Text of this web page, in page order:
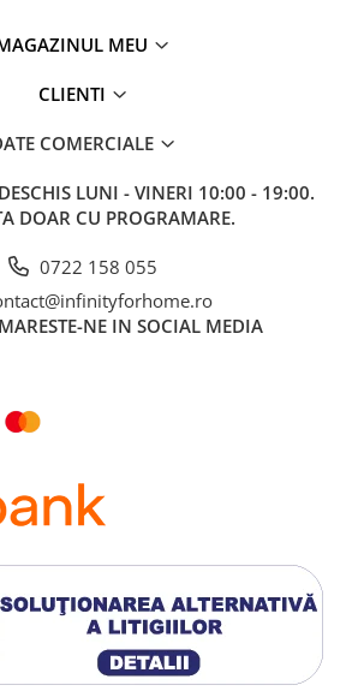
MEU
CLIENTI
COMERCIALE
DESCHIS LUNI - VINERI 10:00 - 19:00.
DOAR CU PROGRAMARE.
0722 158 055
NE IN SOCIAL MEDIA